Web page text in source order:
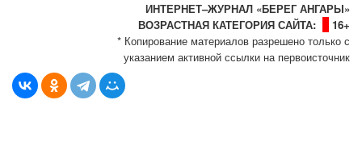
ИНТЕРНЕТ–ЖУРНАЛ «БЕРЕГ АНГАРЫ»
ВОЗРАСТНАЯ КАТЕГОРИЯ САЙТА:
16+
* Копирование материалов разрешено только с
указанием активной ссылки на первоисточник